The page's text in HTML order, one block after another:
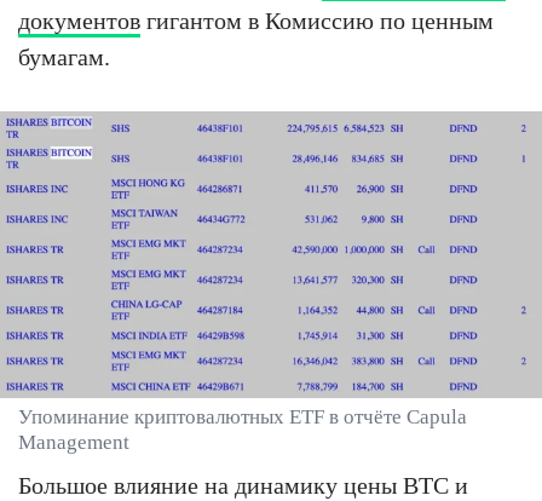
документов гигантом в Комиссию по ценным
бумагам.
Упоминание криптовалютных ETF в отчёте Capula
Management
Большое влияние на динамику цены BTC и